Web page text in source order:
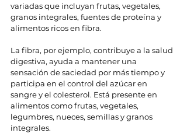
variadas que incluyan frutas, vegetales,
granos integrales, fuentes de proteína y
alimentos ricos en fibra.
La fibra, por ejemplo, contribuye a la salud
digestiva, ayuda a mantener una
sensación de saciedad por más tiempo y
participa en el control del azúcar en
sangre y el colesterol. Está presente en
alimentos como frutas, vegetales,
legumbres, nueces, semillas y granos
integrales.